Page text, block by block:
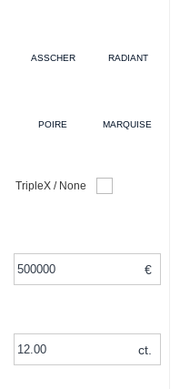
ASSCHER RADIANT
POIRE MARQUISE
TripleX / None
€
ct.